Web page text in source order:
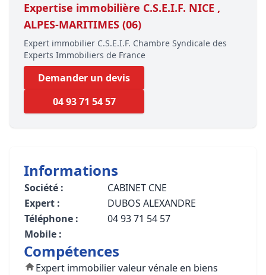
Expertise immobilière C.S.E.I.F. NICE ,
ALPES-MARITIMES (06)
Expert immobilier C.S.E.I.F. Chambre Syndicale des
Experts Immobiliers de France
Demander un devis
04 93 71 54 57
Informations
Société :
CABINET CNE
Expert :
DUBOS ALEXANDRE
Téléphone :
04 93 71 54 57
Mobile :
Compétences
Expert immobilier valeur vénale en biens